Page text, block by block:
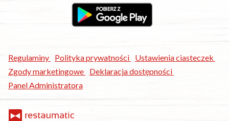
Regulaminy Polityka prywatności Ustawienia ciasteczek
Zgody marketingowe
Deklaracja dostępności
Panel Administratora
Uruchom zamówienia online w swojej firmie!